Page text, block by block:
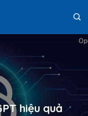
hiệu quả